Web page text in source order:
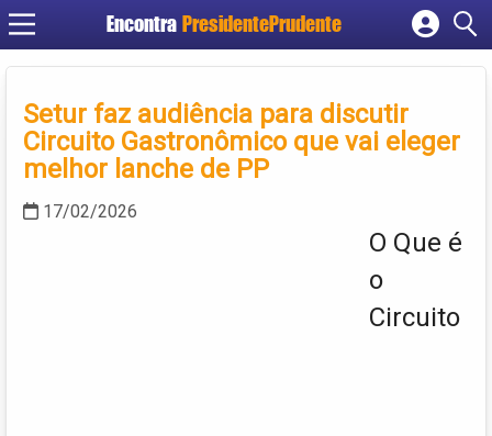
Encontra PresidentePrudente
Cadastrar empresa
Criar conta
Setur faz audiência para discutir
Circuito Gastronômico que vai eleger
melhor lanche de PP
17/02/2026
O Que é
o
Circuito